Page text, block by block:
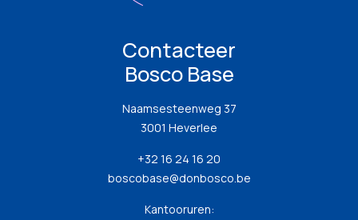
Contacteer
Bosco Base
Naamsesteenweg 37
3001 Heverlee
+32 16 24 16 20
boscobase@donbosco.be
Kantooruren: